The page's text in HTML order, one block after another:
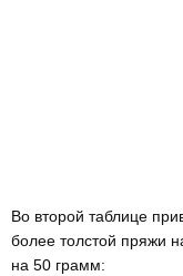
Во второй таблице
более толстой пряжи
на 50 грамм: